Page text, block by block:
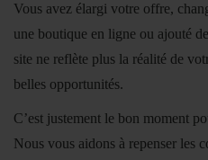
Vous avez élargi votre offre,
une boutique en ligne ou ajouté
site ne reflète plus la réalité de
belles opportunités.
C’est justement le bon moment
Nous vous aidons à repenser les